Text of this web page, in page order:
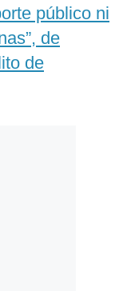
público ni
de
de